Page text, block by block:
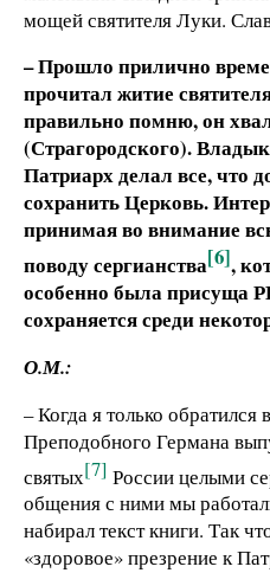
мощей святителя Луки.
– Прошло прилично
прочитал житие
правильно помню, он
(Страгородского).
Патриарх делал все, что
сохранить Церковь.
принимая во внимание
поводу сергианства[6],
особенно была присуща
сохраняется среди
О.М.:
– Когда я только
Преподобного Германа
святых[7] России целыми
общения с ними мы
набирал текст книги. Так
«здоровое» презрение к